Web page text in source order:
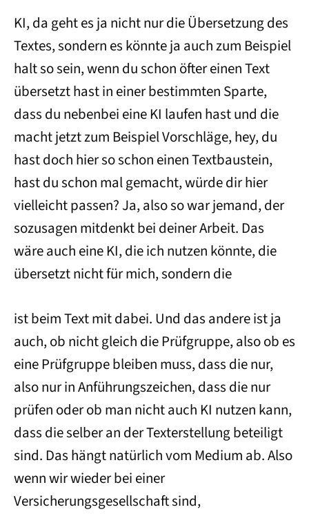
KI, da geht es ja nicht nur die Übersetzung des
Textes, sondern es könnte ja auch zum Beispiel
halt so sein, wenn du schon öfter einen Text
übersetzt hast in einer bestimmten Sparte,
dass du nebenbei eine KI laufen hast und die
macht jetzt zum Beispiel Vorschläge, hey, du
hast doch hier so schon einen Textbaustein,
hast du schon mal gemacht, würde dir hier
vielleicht passen? Ja, also so war jemand, der
sozusagen mitdenkt bei deiner Arbeit. Das
wäre auch eine KI, die ich nutzen könnte, die
übersetzt nicht für mich, sondern die
ist beim Text mit dabei. Und das andere ist ja
auch, ob nicht gleich die Prüfgruppe, also ob es
eine Prüfgruppe bleiben muss, dass die nur,
also nur in Anführungszeichen, dass die nur
prüfen oder ob man nicht auch KI nutzen kann,
dass die selber an der Texterstellung beteiligt
sind. Das hängt natürlich vom Medium ab. Also
wenn wir wieder bei einer
Versicherungsgesellschaft sind,